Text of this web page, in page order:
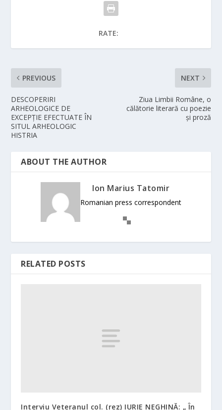
RATE:
PREVIOUS
DESCOPERIRI
ARHEOLOGICE DE
EXCEPȚIE EFECTUATE ÎN
SITUL ARHEOLOGIC
HISTRIA
NEXT
Ziua Limbii Române, o
călătorie literară cu poezie
și proză
ABOUT THE AUTHOR
Ion Marius Tatomir
Romanian press correspondent
RELATED POSTS
Interviu Veteranul col. (rez) IURIE NEGHINĂ: „ În